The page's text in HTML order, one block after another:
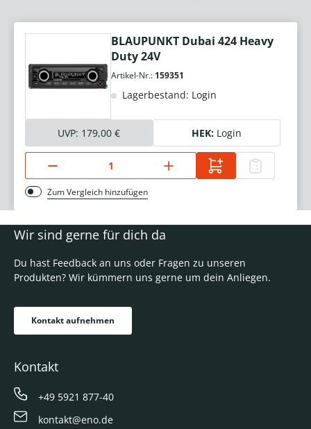
BLAUPUNKT Dubai 424 Heavy
Duty 24V
Artikel-Nr.: 159351
Lagerbestand: Login
UVP: 179,00 € HEK: Login
Zum Vergleich hinzufügen
Wir sind gerne für dich da
Du hast Feedback an uns oder Fragen zu unseren
Produkten? Wir kümmern uns gerne um dein Anliegen.
Kontakt aufnehmen
Kontakt
+49 5921 877-40
kontakt@eno.de